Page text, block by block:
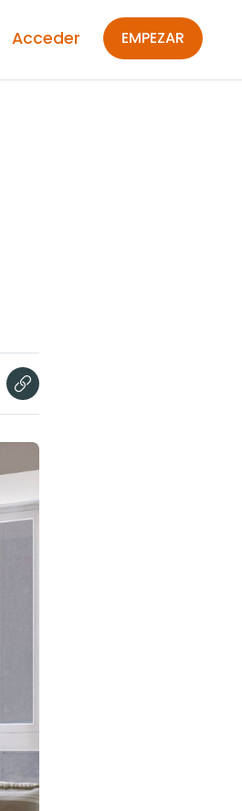
EMPEZAR
Acceder